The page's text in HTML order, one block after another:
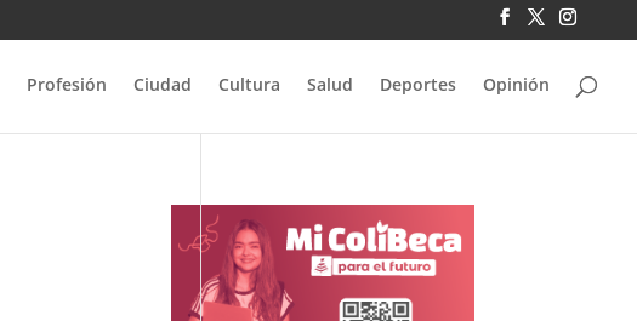
Profesión Ciudad Cultura Salud Deportes Opinión